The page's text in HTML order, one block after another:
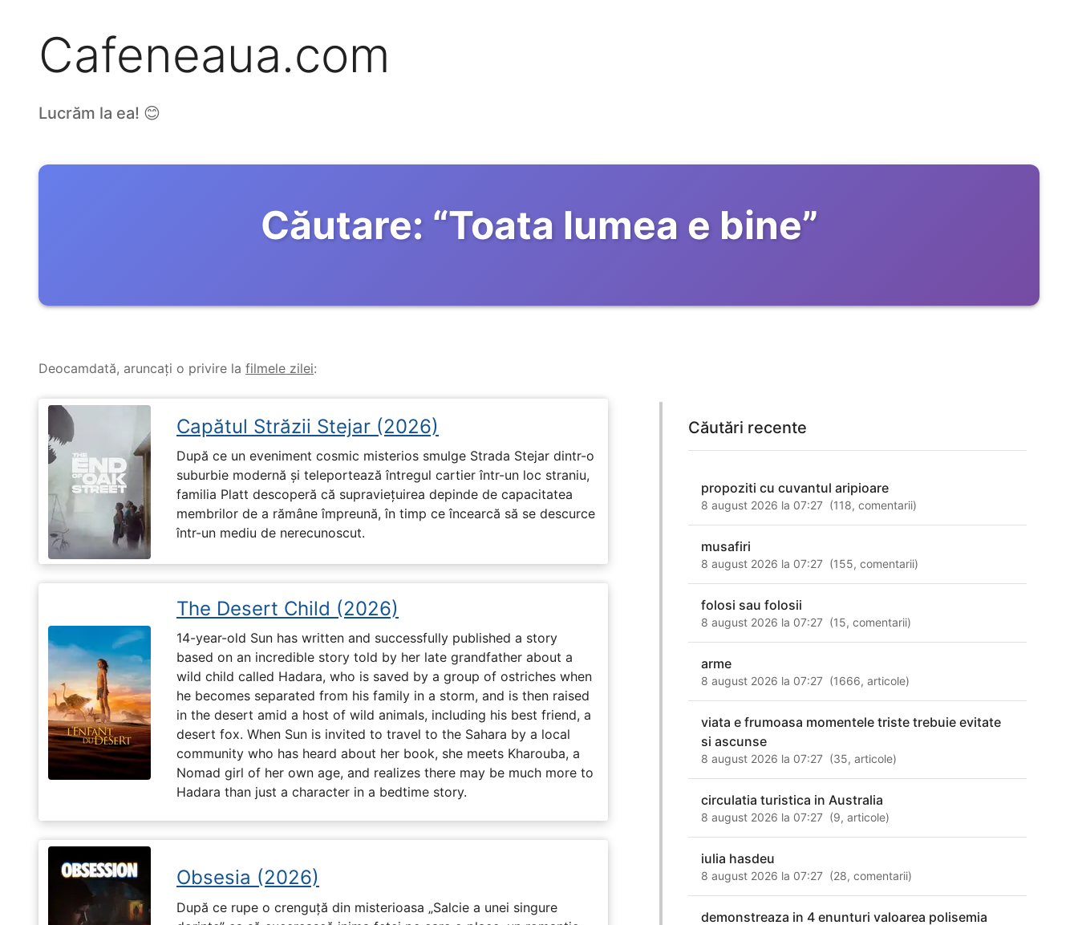
Cafeneaua.com
Lucrăm la ea! 😊
Căutare: “Toata lumea e bine”
Deocamdată, aruncați o privire la filmele zilei:
Capătul Străzii Stejar (2026)
După ce un eveniment cosmic misterios smulge Strada Stejar dintr-o
suburbie modernă și teleportează întregul cartier într-un loc straniu,
familia Platt descoperă că supraviețuirea depinde de capacitatea
membrilor de a rămâne împreună, în timp ce încearcă să se descurce
într-un mediu de nerecunoscut.
The Desert Child (2026)
14-year-old Sun has written and successfully published a story
based on an incredible story told by her late grandfather about a
wild child called Hadara, who is saved by a group of ostriches when
he becomes separated from his family in a storm, and is then raised
in the desert amid a host of wild animals, including his best friend, a
desert fox. When Sun is invited to travel to the Sahara by a local
community who has heard about her book, she meets Kharouba, a
Nomad girl of her own age, and realizes there may be much more to
Hadara than just a character in a bedtime story.
Obsesia (2026)
După ce rupe o crenguță din misterioasa „Salcie a unei singure
Căutări recente
propoziti cu cuvantul aripioare
8 august 2026 la 07:27 (118,comentarii)
musafiri
8 august 2026 la 07:27 (155,comentarii)
folosi sau folosii
8 august 2026 la 07:27 (15,comentarii)
arme
8 august 2026 la 07:27 (1666,articole)
viata e frumoasa momentele triste trebuie evitate
si ascunse
8 august 2026 la 07:27 (35,articole)
circulatia turistica in Australia
8 august 2026 la 07:27 (9,articole)
iulia hasdeu
8 august 2026 la 07:27 (28,comentarii)
demonstreaza in 4 enunturi valoarea polisemia